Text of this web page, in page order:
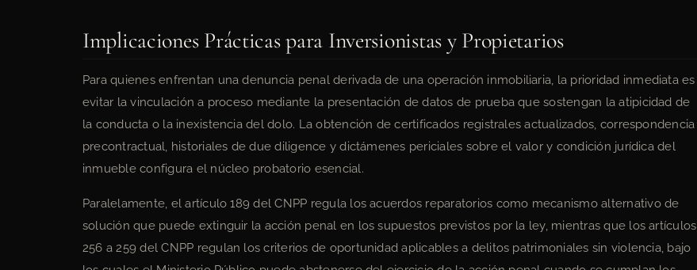
Implicaciones Prácticas para Inversionistas y Propietarios
Para quienes enfrentan una denuncia penal derivada de una operación inmobiliaria, la prioridad inmediata es
evitar la vinculación a proceso mediante la presentación de datos de prueba que sostengan la atipicidad de
la conducta o la inexistencia del dolo. La obtención de certificados registrales actualizados, correspondencia
precontractual, historiales de due diligence y dictámenes periciales sobre el valor y condición jurídica del
inmueble configura el núcleo probatorio esencial.
Paralelamente, el artículo 189 del CNPP regula los acuerdos reparatorios como mecanismo alternativo de
solución que puede extinguir la acción penal en los supuestos previstos por la ley, mientras que los artículos
256 a 259 del CNPP regulan los criterios de oportunidad aplicables a delitos patrimoniales sin violencia, bajo